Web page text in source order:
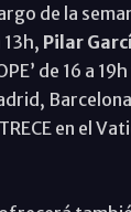
de la
13h, Pilar
de 16 a
en el